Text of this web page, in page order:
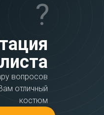
?
вопросов
отличный
костюм